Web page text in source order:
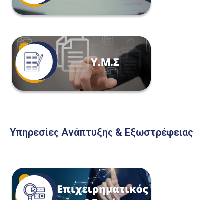
Υπηρεσίες Ανάπτυξης & Εξωστρέφειας